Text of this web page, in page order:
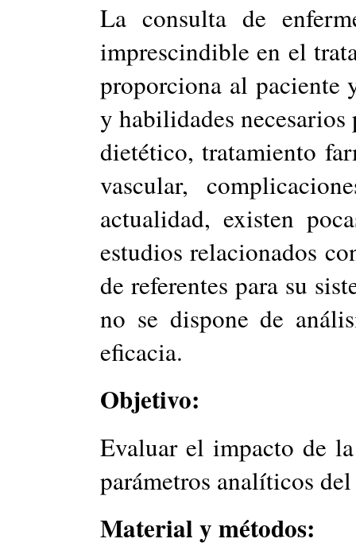
La consulta de
imprescindible en el
proporciona al paciente
y habilidades
dietético, tratamiento
vascular,
actualidad, existen
estudios relacionados
de referentes para su
no se dispone de
eficacia.
Objetivo:
Evaluar el impacto de
parámetros analíticos
Material y métodos: